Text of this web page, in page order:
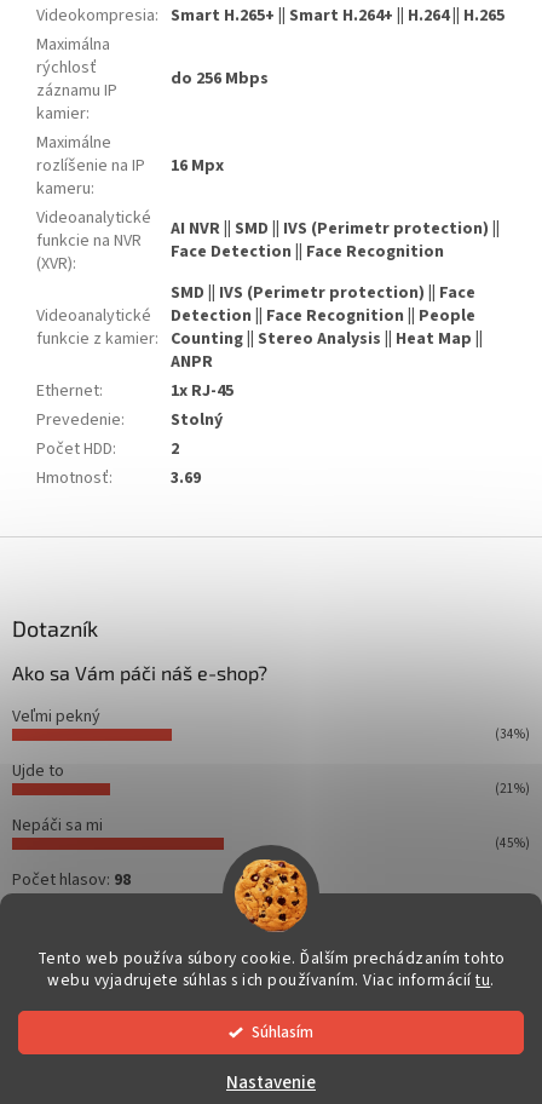
Tento web používa súbory cookie. Ďalším prechádzaním tohto
webu vyjadrujete súhlas s ich používaním. Viac informáciítu.
Súhlasím
Nastavenie
Videokompresia: Smart H.265+ || Smart H.264+ || H.264 || H.265
Maximálna
rýchlosť
záznamu IP
kamier:
do 256 Mbps
Maximálne
rozlíšenie na IP
kameru:
16 Mpx
Videoanalytické
funkcie na NVR
(XVR):
AI NVR || SMD || IVS (Perimetr protection) ||
Face Detection || Face Recognition
Videoanalytické
funkcie z kamier:
SMD || IVS (Perimetr protection) || Face
Detection || Face Recognition || People
Counting || Stereo Analysis || Heat Map ||
ANPR
Ethernet:
1x RJ-45
Prevedenie:
Stolný
Počet HDD:
2
Hmotnosť: 3.69
Dotazník
Ako sa Vám páči náš e-shop?
Veľmi pekný
(34%)
Ujde to
(21%)
Nepáči sa mi
(45%)
Počet hlasov: 98
Vytvoril Shoptet
Copyright 2026Dahuakamery.sk. Všetky práva vyhradené.